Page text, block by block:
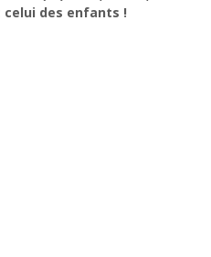
des enfants !